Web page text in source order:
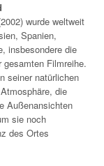
wurde weltweit
Spanien,
insbesondere die
Filmreihe.
seiner natürlichen
die
Außenansichten
sie noch
des Ortes